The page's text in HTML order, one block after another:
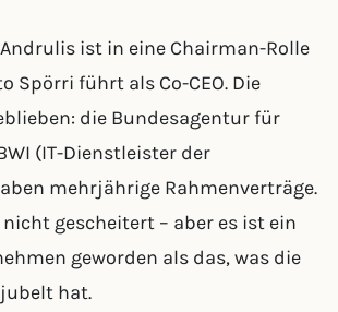
ist in eine Chairman-Rolle
Spörri führt als Co-CEO. Die
die Bundesagentur für
(IT-Dienstleister der
mehrjährige Rahmenverträge.
gescheitert – aber es ist ein
geworden als das, was die
hat.